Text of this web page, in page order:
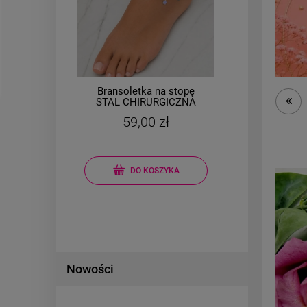
Bransoletka na stopę
STAL CHIRURGICZNA
59,00 zł
DO KOSZYKA
Nowości